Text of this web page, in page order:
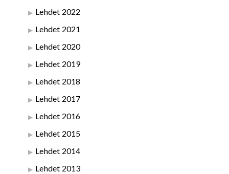
Lehdet 2022
Lehdet 2021
Lehdet 2020
Lehdet 2019
Lehdet 2018
Lehdet 2017
Lehdet 2016
Lehdet 2015
Lehdet 2014
Lehdet 2013